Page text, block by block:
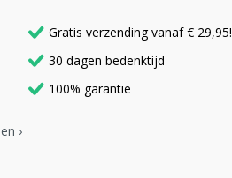
Gratis verzending vanaf € 29,95!
30 dagen bedenktijd
100% garantie
›